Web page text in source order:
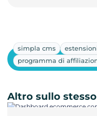
simpla cms
programma di
Altro sullo